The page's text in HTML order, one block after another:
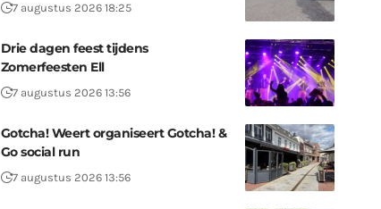
7 augustus 2026 18:25
Drie dagen feest tijdens
Zomerfeesten Ell
7 augustus 2026 13:56
Gotcha! Weert organiseert Gotcha! &
Go social run
7 augustus 2026 13:56